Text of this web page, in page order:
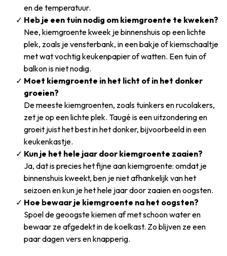
en de temperatuur.
Heb je een tuin nodig om kiemgroente te kweken?
Nee, kiemgroente kweek je binnenshuis op een lichte
plek, zoals je vensterbank, in een bakje of kiemschaaltje
met wat vochtig keukenpapier of watten. Een tuin of
balkon is niet nodig.
Moet kiemgroente in het licht of in het donker
groeien?
De meeste kiemgroenten, zoals tuinkers en rucolakers,
zet je op een lichte plek. Taugé is een uitzondering en
groeit juist het best in het donker, bijvoorbeeld in een
keukenkastje.
Kun je het hele jaar door kiemgroente zaaien?
Ja, dat is precies het fijne aan kiemgroente: omdat je
binnenshuis kweekt, ben je niet afhankelijk van het
seizoen en kun je het hele jaar door zaaien en oogsten.
Hoe bewaar je kiemgroente na het oogsten?
Spoel de geoogste kiemen af met schoon water en
bewaar ze afgedekt in de koelkast. Zo blijven ze een
paar dagen vers en knapperig.